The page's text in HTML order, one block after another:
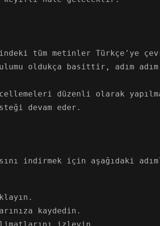
tüm metinler Türkçe'ye
oldukça basittir, adım
düzenli olarak
devam eder.
indirmek için aşağıdaki
kaydedin.